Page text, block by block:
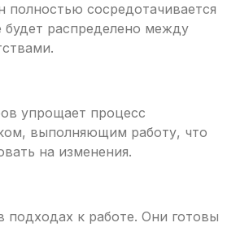
полностью сосредотачивается
распределено между
упрощает процесс
выполняющим работу, что
на изменения.
подходах к работе. Они готовы